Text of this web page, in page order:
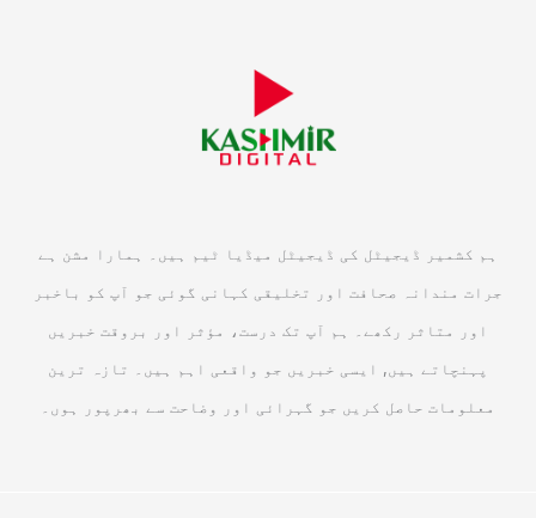
ہم کشمیر ڈیجیٹل کی ڈیجیٹل میڈیا ٹیم ہیں۔ ہمارا مشن ہے
جرات مندانہ صحافت اور تخلیقی کہانی گوئی جو آپ کو باخبر
اور متاثر رکھے۔ ہم آپ تک درست، مؤثر اور بروقت خبریں
پہنچاتے ہیں, ایسی خبریں جو واقعی اہم ہیں۔ تازہ ترین
معلومات حاصل کریں جو گہرائی اور وضاحت سے بھرپور ہوں۔